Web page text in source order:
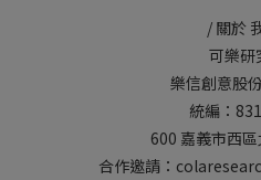
/ 關於
可樂研
樂信創意股
統編：
600 嘉義市西
合作邀請：